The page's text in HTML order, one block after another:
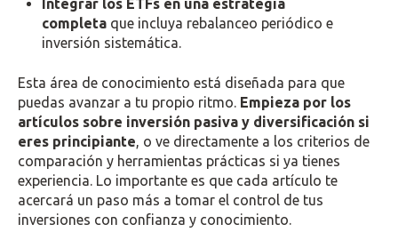
Integrar los ETFs en una estrategia
completa que incluya rebalanceo periódico e
inversión sistemática.
Esta área de conocimiento está diseñada para que
puedas avanzar a tu propio ritmo. Empieza por los
artículos sobre inversión pasiva y diversificación si
eres principiante , o ve directamente a los criterios de
comparación y herramientas prácticas si ya tienes
experiencia. Lo importante es que cada artículo te
acercará un paso más a tomar el control de tus
inversiones con confianza y conocimiento.